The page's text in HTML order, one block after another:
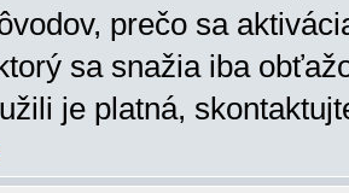
prečo sa
sa snažia iba
je platná,